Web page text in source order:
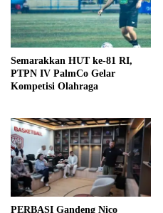
Semarakkan HUT ke-81 RI,
PTPN IV PalmCo Gelar
Kompetisi Olahraga
PERBASI Gandeng Nico